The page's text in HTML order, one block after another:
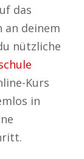
das
deinem
nützliche
Kurs
in